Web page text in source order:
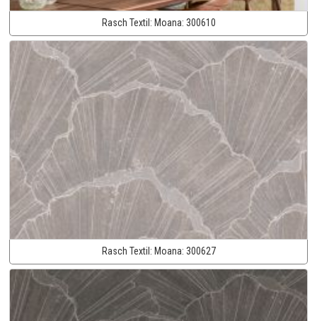
Rasch Textil: Moana: 300610
Rasch Textil: Moana: 300627